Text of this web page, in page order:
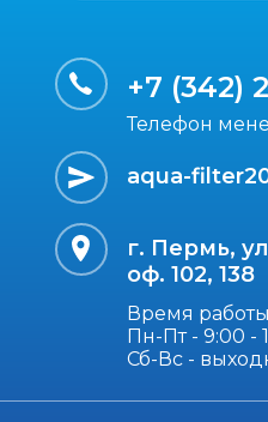
+7 (342)
aqua-
г. Пермь,
оф. 102, 138
Телефон
Время
Пн-Пт - 9:00 -
Сб-Вс -